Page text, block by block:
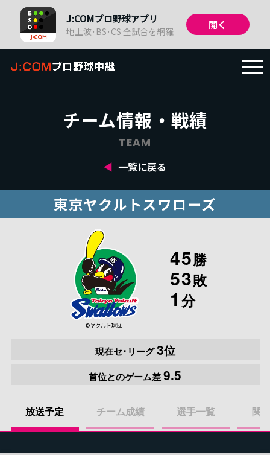
J:COMプロ野球アプリ
地上波･BS･CS 全試合を網羅
開く
TOP
放送予定 /日程・結果
戦績
順位・成績
プロ野球ニュース
コラム
イベント
プレゼント
チーム情報・戦績
TEAM
一覧に戻る
東京ヤクルトスワローズ
©ヤクルト球団
45勝
53敗
1分
現在セ･リーグ3位
首位とのゲーム差9.5
放送予定 チーム成績 選手一覧 関